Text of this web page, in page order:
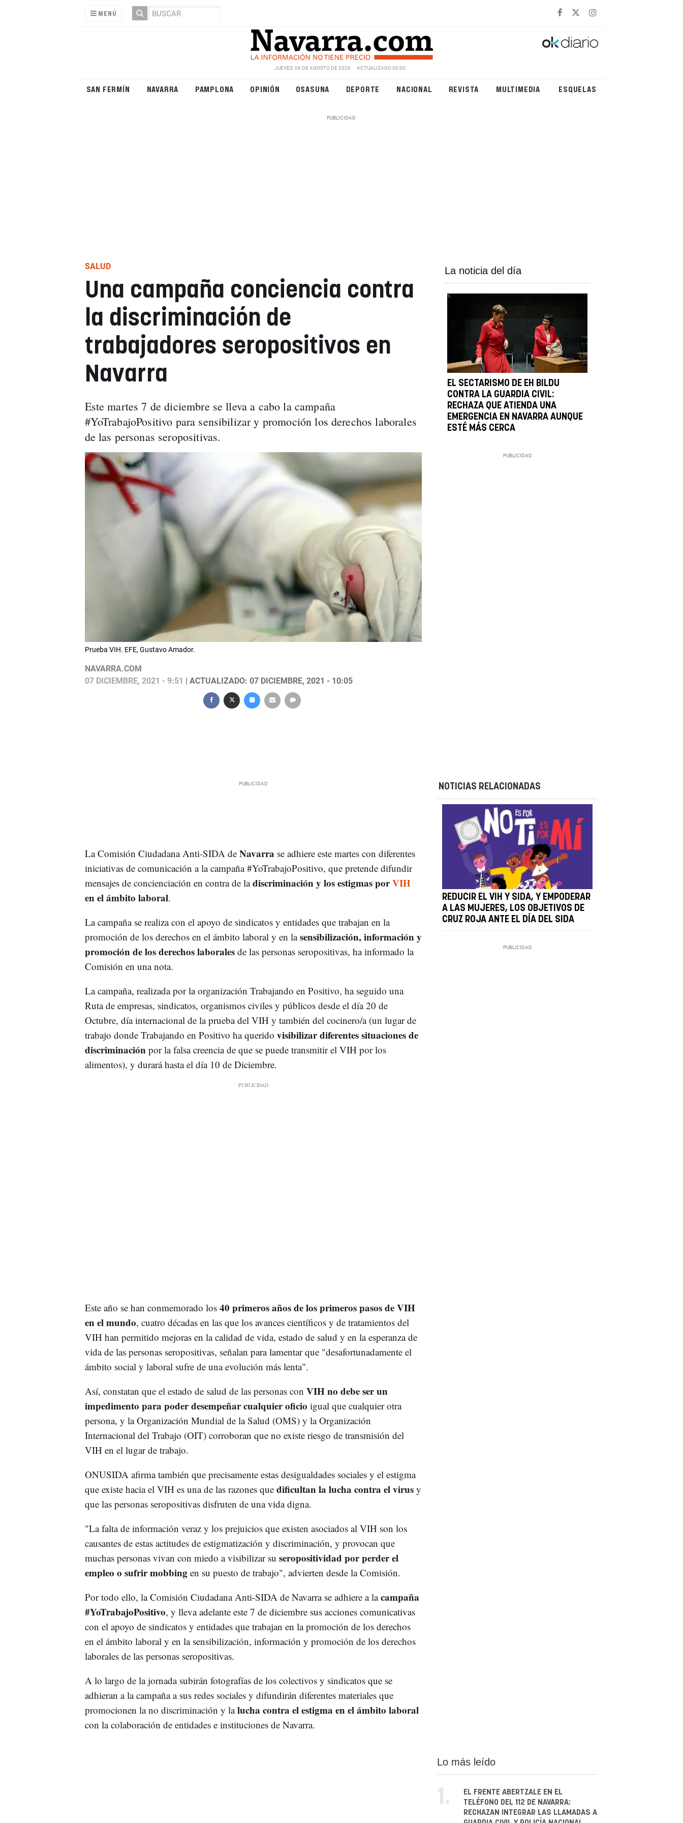
MENÚ
JUEVES, 06 DE AGOSTO DE 2026 ACTUALIZADO 00:00
SAN FERMÍN NAVARRA PAMPLONA OPINIÓN OSASUNA DEPORTE NACIONAL REVISTA MULTIMEDIA ESQUELAS
SALUD
Una campaña conciencia contra
la discriminación de
trabajadores seropositivos en
Navarra
Este martes 7 de diciembre se lleva a cabo la campaña
#YoTrabajoPositivo para sensibilizar y promoción los derechos laborales
de las personas seropositivas.
Prueba VIH. EFE, Gustavo Amador.
NAVARRA.COM
07 DICIEMBRE, 2021 - 9:51 | ACTUALIZADO: 07 DICIEMBRE, 2021 - 10:05
La noticia del día
EL SECTARISMO DE EH BILDU
CONTRA LA GUARDIA CIVIL:
RECHAZA QUE ATIENDA UNA
EMERGENCIA EN NAVARRA AUNQUE
ESTÉ MÁS CERCA
La Comisión Ciudadana Anti-SIDA de Navarra se adhiere este martes con diferentes
iniciativas de comunicación a la campaña #YoTrabajoPositivo, que pretende difundir
mensajes de concienciación en contra de ladiscriminación y los estigmas porVIH
en el ámbito laboral.
La campaña se realiza con el apoyo de sindicatos y entidades que trabajan en la
promoción de los derechos en el ámbito laboral y en lasensibilización, información y
promoción de los derechos laboralesde las personas seropositivas, ha informado la
Comisión en una nota.
La campaña, realizada por la organización Trabajando en Positivo, ha seguido una
Ruta de empresas, sindicatos, organismos civiles y públicos desde el día 20 de
Octubre, día internacional de la prueba del VIH y también del cocinero/a (un lugar de
trabajo donde Trabajando en Positivo ha querido visibilizar diferentes situaciones de
discriminación por la falsa creencia de que se puede transmitir el VIH por los
alimentos), y durará hasta el día 10 de Diciembre.
Este año se han conmemorado los 40 primeros años de los primeros pasos de VIH
en el mundo, cuatro décadas en las que los avances científicos y de tratamientos del
VIH han permitido mejoras en la calidad de vida, estado de salud y en la esperanza de
vida de las personas seropositivas, señalan para lamentar que "desafortunadamente el
ámbito social y laboral sufre de una evolución más lenta".
Así, constatan que el estado de salud de las personas con VIH no debe ser un
impedimento para poder desempeñar cualquier oficio igual que cualquier otra
persona, y la Organización Mundial de la Salud (OMS) y la Organización
Internacional del Trabajo (OIT) corroboran que no existe riesgo de transmisión del
VIH en el lugar de trabajo.
ONUSIDA afirma también que precisamente estas desigualdades sociales y el estigma
que existe hacia el VIH es una de las razones que dificultan la lucha contra el virusy
que las personas seropositivas disfruten de una vida digna.
"La falta de información veraz y los prejuicios que existen asociados al VIH son los
causantes de estas actitudes de estigmatización y discriminación, y provocan que
muchas personas vivan con miedo a visibilizar su seropositividad por perder el
empleo o sufrir mobbingen su puesto de trabajo", advierten desde la Comisión.
Por todo ello, la Comisión Ciudadana Anti-SIDA de Navarra se adhiere a lacampaña
#YoTrabajoPositivo, y lleva adelante este 7 de diciembre sus acciones comunicativas
con el apoyo de sindicatos y entidades que trabajan en la promoción de los derechos
en el ámbito laboral y en la sensibilización, información y promoción de los derechos
laborales de las personas seropositivas.
A lo largo de la jornada subirán fotografías de los colectivos y sindicatos que se
adhieran a la campaña a sus redes sociales y difundirán diferentes materiales que
promocionen la no discriminación y lalucha contra el estigma en el ámbito laboral
con la colaboración de entidades e instituciones de Navarra.
NOTICIAS RELACIONADAS
REDUCIR EL VIH Y SIDA, Y EMPODERAR
A LAS MUJERES, LOS OBJETIVOS DE
CRUZ ROJA ANTE EL DÍA DEL SIDA
Lo más leído
1.
EL FRENTE ABERTZALE EN EL
TELÉFONO DEL 112 DE NAVARRA:
RECHAZAN INTEGRAR LAS LLAMADAS A